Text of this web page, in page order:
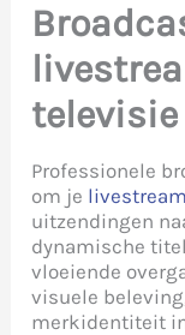
televisie
Professionele
om je
uitzendingen
dynamische
vloeiende
visuele
merkidentiteit